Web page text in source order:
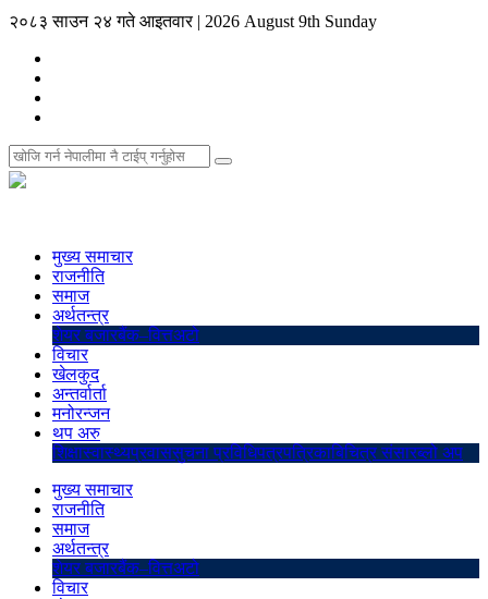
२०८३ साउन २४ गते आइतवार | 2026 August 9th Sunday
मुख्य समाचार
राजनीति
समाज
अर्थतन्त्र
शेयर बजारबैंक–वित्तअटो
विचार
खेलकुद
अन्तर्वार्ता
मनोरन्जन
थप अरु
शिक्षास्वास्थ्यप्रवाससुचना प्रविधिपत्रपत्रिकाबिचित्र संसारब्लो अप
मुख्य समाचार
राजनीति
समाज
अर्थतन्त्र
शेयर बजारबैंक–वित्तअटो
विचार